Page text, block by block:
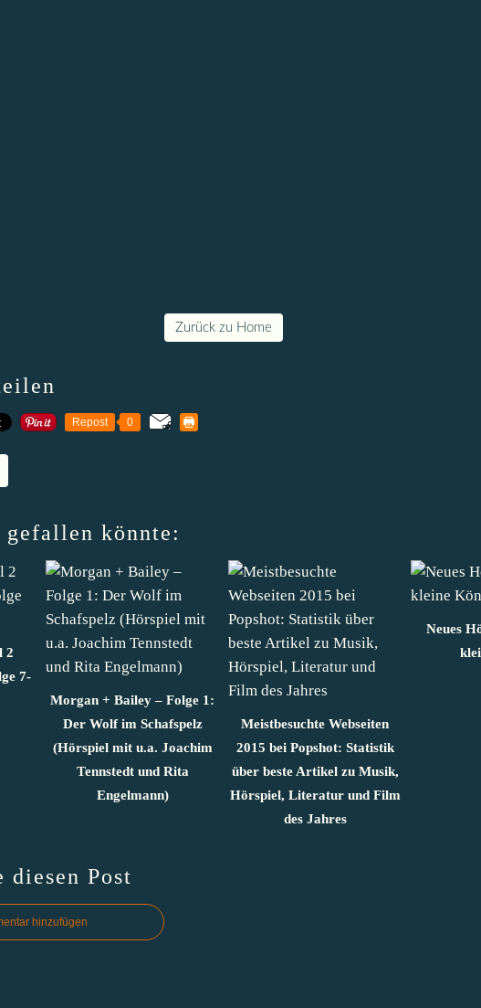
Zurück zu Home
Repost 0
gefallen könnte:
2
7-
Morgan + Bailey – Folge 1:
Der Wolf im Schafspelz
(Hörspiel mit u.a. Joachim
Tennstedt und Rita
Engelmann)
Meistbesuchte Webseiten
2015 bei Popshot: Statistik
über beste Artikel zu Musik,
Hörspiel, Literatur und Film
des Jahres
Neues
diesen Post
hinzufügen